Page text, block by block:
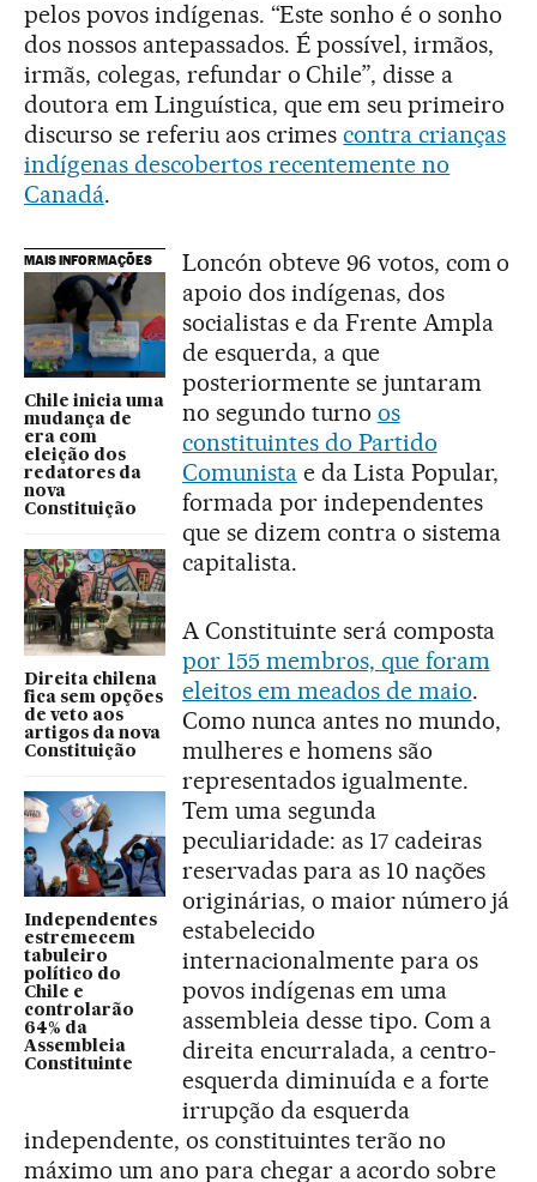
pelos povos indígenas. “Este sonho é o sonho
dos nossos antepassados. É possível, irmãos,
irmãs, colegas, refundar o Chile”, disse a
doutora em Linguística, que em seu primeiro
discurso se referiu aos crimescontra crianças
indígenas descobertos recentemente no
Canadá.
MAIS INFORMAÇÕES
Chile inicia uma
mudança de
era com
eleição dos
redatores da
nova
Constituição
Direita chilena
fica sem opções
de veto aos
artigos da nova
Constituição
Independentes
estremecem
tabuleiro
político do
Chile e
controlarão
64% da
Assembleia
Constituinte
Loncón obteve 96 votos, com o
apoio dos indígenas, dos
socialistas e da Frente Ampla
de esquerda, a que
posteriormente se juntaram
no segundo turno os
constituintes do Partido
Comunistae da Lista Popular,
formada por independentes
que se dizem contra o sistema
capitalista.
A Constituinte será composta
por 155 membros, que foram
eleitos em meados de maio.
Como nunca antes no mundo,
mulheres e homens são
representados igualmente.
Tem uma segunda
peculiaridade: as 17 cadeiras
reservadas para as 10 nações
originárias, o maior número já
estabelecido
internacionalmente para os
povos indígenas em uma
assembleia desse tipo. Com a
direita encurralada, a centro-
esquerda diminuída e a forte
irrupção da esquerda
independente, os constituintes terão no
máximo um ano para chegar a acordo sobre